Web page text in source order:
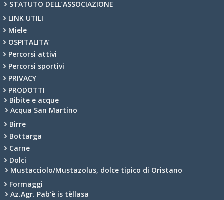
STATUTO DELL’ASSOCIAZIONE
LINK UTILI
Miele
OSPITALITA’
Percorsi attivi
Percorsi sportivi
PRIVACY
PRODOTTI
Bibite e acque
Acqua San Martino
Birre
Bottarga
Carne
Dolci
Mustacciolo/Mustazolus, dolce tipico di Oristano
Formaggi
Az.Agr. Pab’è is tèllasa